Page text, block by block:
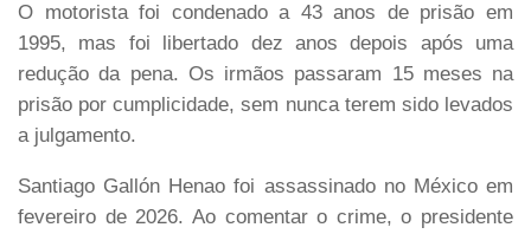
O motorista foi condenado a 43 anos de prisão em
1995, mas foi libertado dez anos depois após uma
redução da pena. Os irmãos passaram 15 meses na
prisão por cumplicidade, sem nunca terem sido levados
a julgamento.
Santiago Gallón Henao foi assassinado no México em
fevereiro de 2026. Ao comentar o crime, o presidente